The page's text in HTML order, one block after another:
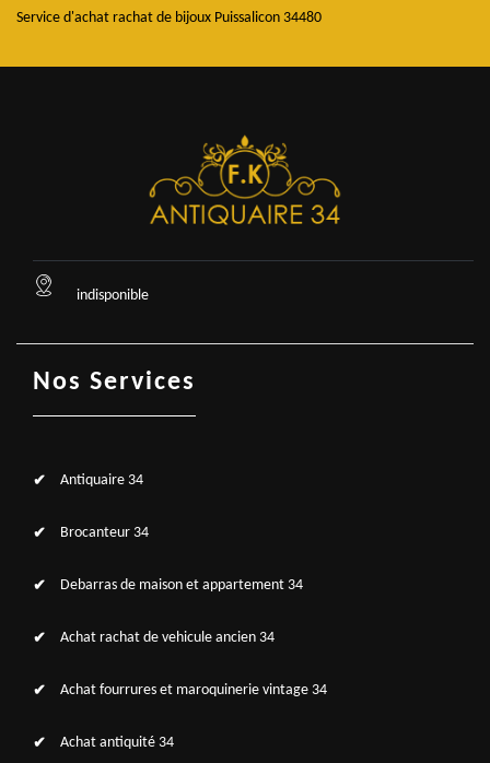
Service d'achat rachat de bijoux Puissalicon 34480
indisponible
Nos Services
Antiquaire 34
Brocanteur 34
Debarras de maison et appartement 34
Achat rachat de vehicule ancien 34
Achat fourrures et maroquinerie vintage 34
Achat antiquité 34